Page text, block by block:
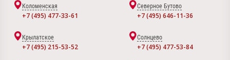
Коломенская
+7 (495) 477-33-61
Северное Бутово
+7 (495) 646-11-36
Крылатское
+7 (495) 215-53-52
Солнцево
+7 (495) 477-53-84